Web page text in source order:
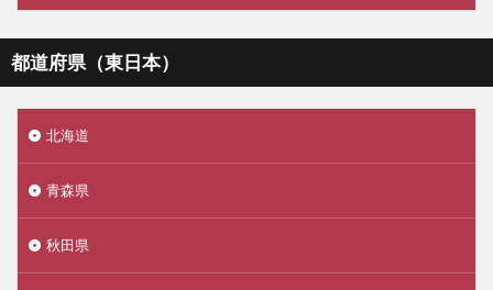
都道府県（東日本）
北海道
青森県
秋田県